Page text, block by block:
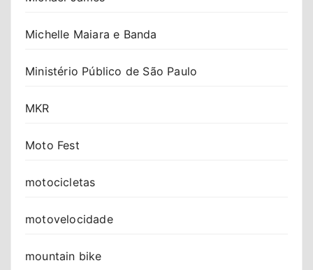
Michelle Maiara e Banda
Ministério Público de São Paulo
MKR
Moto Fest
motocicletas
motovelocidade
mountain bike